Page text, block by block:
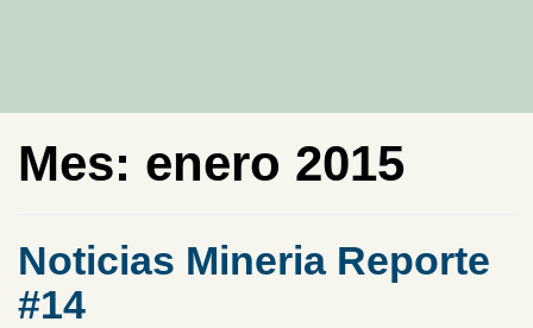
Mes: enero 2015
Noticias Mineria Reporte
#14